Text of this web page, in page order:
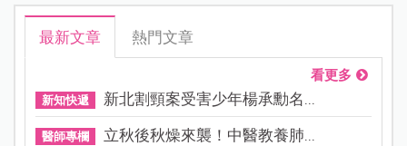
最新文章 熱門文章
看更多
新知快遞 新北割頸案受害少年楊承勳名...
醫師專欄 立秋後秋燥來襲！中醫教養肺...